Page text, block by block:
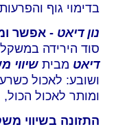
בדימוי גוף
נון דיאט - אפשר
סוד הירידה
דיאט מבית שיווי
ושובע: לאכול
ומותר לאכול
התזונה בשיווי